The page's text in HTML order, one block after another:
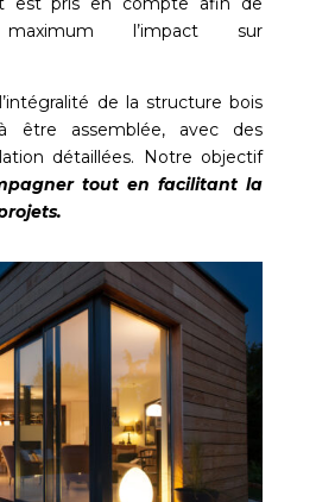
l’impact sur
de la structure bois
être assemblée, avec des
détaillées. Notre objectif
tout en facilitant la